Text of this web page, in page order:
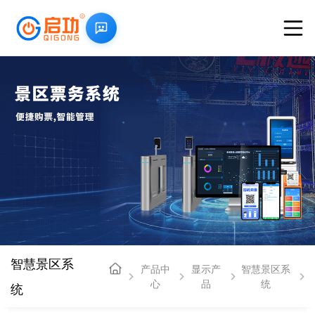
智慧景区系
统
产品中
心
显示产
品
智慧景区系
统